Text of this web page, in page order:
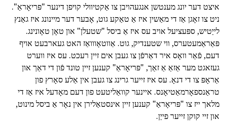
איצט דער יונג מענטשן אנגעהויבן צו אַקטיוולי קויפן דינער "פּריאָראַ".
ניט צו זאָגן אַז די מאַשין איז אַ טאַקע גוט, אָבער דער מיינונג איז גאַנץ
לייַטיש, ספּעציעל אויב עס איז אַ ביסל "שטעלן" און טאָן טאָונינג.
פּאַראַמעטערס, ווי שטענדיק, גוט. אַווטאָווואַז האט געארבעט אויף
דעם, פֿאַר וואָס איר דאַרפֿן צו געבן אים זיין רעכט. עס איז ווערט
געזאגט מער אַזאַ אַ זאַך, "פּריאָראַ" קענען זיין טונד פֿון די דאַך און
אַראָפּ צו די דנאָ. עס איז זייער גרינג צו געבן אין אַלע סאָרץ פון
טראַנספאָרמאַטיאָנס. איינער קוואַליטעט פון דעם מאָדעל איז אַז די
מלאך ייז צו "פּריאָראַ" קענען זיין אינסטאַלירן אין נאָר אַ ביסל מינוט,
און זיי קוקן זייער פייַן.